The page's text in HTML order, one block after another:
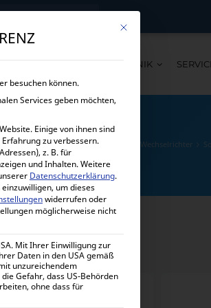
→
LEISTUNGEN TECHNIK
Home Alle Produkte Wechselrichter
Mit diesem Button wird
besuchen können.
Services geben möchten,
Einige von ihnen sind
zu verbessern.
z. B. für
und Inhalten.Weitere
Datenschutzerklärung.
um dieses
widerrufen oder
möglicherweise nicht
Mit Ihrer Einwilligung zur
Daten in den USA gemäß
unzureichendem
Gefahr, dass US-Behörden
ohne dass für